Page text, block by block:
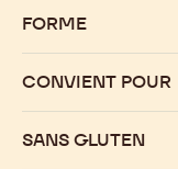
FORME
CONVIENT POUR
SANS GLUTEN